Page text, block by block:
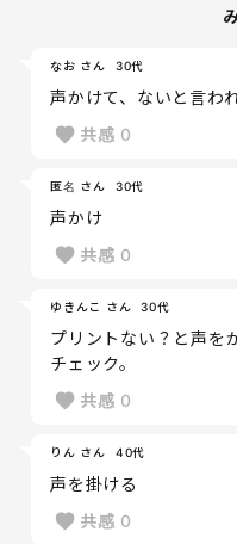
なお さん 30代
声かけて、ないと言わ
共感 0
匿名 さん 30代
声かけ
共感 0
ゆきんこ さん 30代
プリントない？と声を
チェック。
共感 0
りん さん 40代
声を掛ける
共感 0